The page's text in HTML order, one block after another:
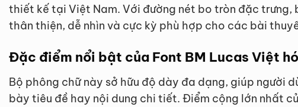
thiết kế tại Việt Nam. Với đường nét bo tròn đặc trưng,
thân thiện, dễ nhìn và cực kỳ phù hợp cho các bài
Đặc điểm nổi bật của Font BM Lucas Việt
Bộ phông chữ này sở hữu độ dày đa dạng, giúp người
bày tiêu đề hay nội dung chi tiết. Điểm cộng lớn nhất